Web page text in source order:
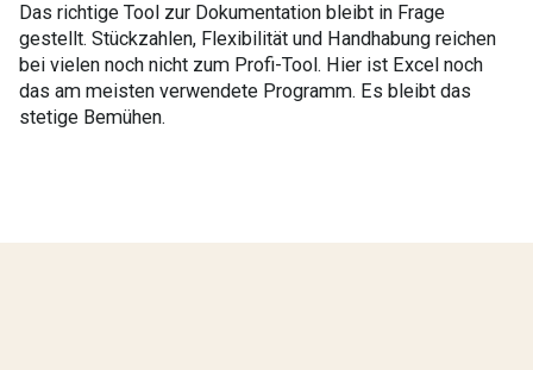
Das richtige Tool zur Dokumentation bleibt in Frage
gestellt. Stückzahlen, Flexibilität und Handhabung reichen
bei vielen noch nicht zum Profi-Tool. Hier ist Excel noch
das am meisten verwendete Programm. Es bleibt das
stetige Bemühen.